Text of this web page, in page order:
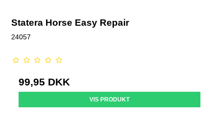
Statera Horse Easy Repair
24057
99,95 DKK
VIS PRODUKT